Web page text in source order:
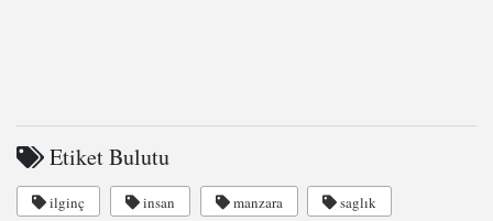
Etiket Bulutu
ilginç insan manzara saglık